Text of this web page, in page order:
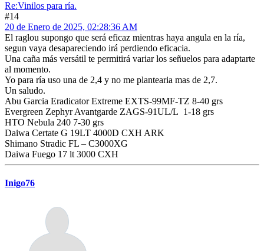
Re:Vinilos para ría.
#14
20 de Enero de 2025, 02:28:36 AM
El raglou supongo que será eficaz mientras haya angula en la ría,
segun vaya desapareciendo irá perdiendo eficacia.
Una caña más versátil te permitirá variar los señuelos para adaptarte
al momento.
Yo para ría uso una de 2,4 y no me plantearia mas de 2,7.
Un saludo.
Abu Garcia Eradicator Extreme EXTS-99MF-TZ 8-40 grs
Evergreen Zephyr Avantgarde ZAGS-91UL/L 1-18 grs
HTO Nebula 240 7-30 grs
Daiwa Certate G 19LT 4000D CXH ARK
Shimano Stradic FL – C3000XG
Daiwa Fuego 17 lt 3000 CXH
Inigo76